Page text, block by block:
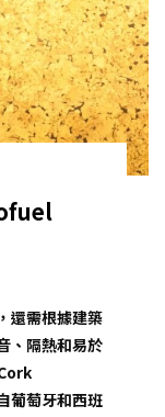
還需根據建築
、隔熱和易於
萄牙和西班